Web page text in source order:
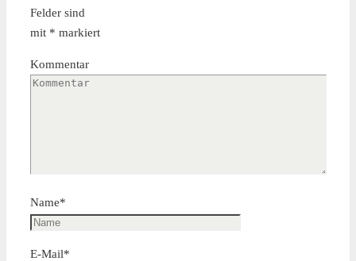
Felder sind
mit * markiert
Kommentar
Name*
E-Mail*